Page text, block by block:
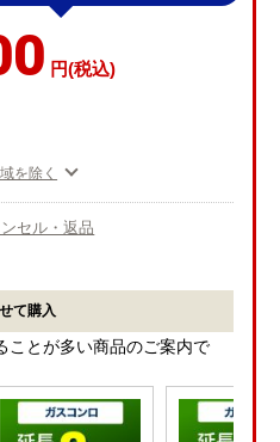
円(税込)
を除く
セル・返品
て購入
ことが多い商品のご案内で